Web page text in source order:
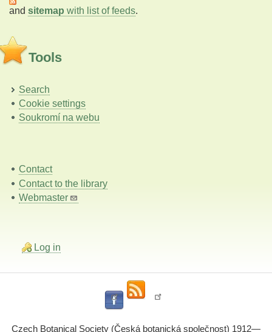
and sitemap with list of feeds.
Tools
Search
Cookie settings
Soukromí na webu
Contact
Contact to the library
Webmaster
Log in
Czech Botanical Society (Česká botanická společnost) 1912—